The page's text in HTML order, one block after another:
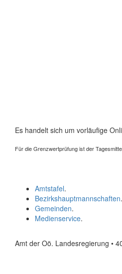
Es handelt sich um vorläufige
Für die Grenzwertprüfung ist der
Amtstafel.
Bezirkshauptmannschaften.
Gemeinden.
Medienservice.
Amt der Oö. Landesregierung •